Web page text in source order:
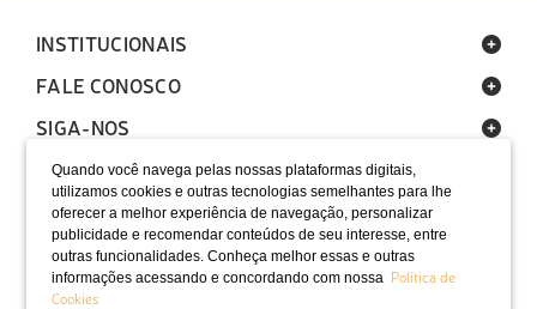
Quando você navega pelas nossas plataformas digitais,
utilizamos cookies e outras tecnologias semelhantes para lhe
oferecer a melhor experiência de navegação, personalizar
publicidade e recomendar conteúdos de seu interesse, entre
outras funcionalidades. Conheça melhor essas e outras
informações acessando e concordando com nossa Política de
Cookies
INSTITUCIONAIS
FALE CONOSCO
SIGA-NOS
LOCALIZAÇÃO